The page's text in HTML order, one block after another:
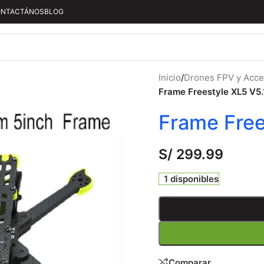
BLOG
Inicio/Drones FPV y
Frame Freestyle XL5
Frame
S/ 299.99
1 disponibles